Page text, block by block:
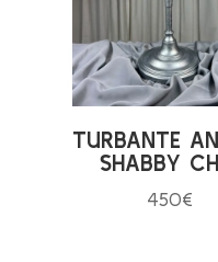
TURBANTE
SHABBY
450€